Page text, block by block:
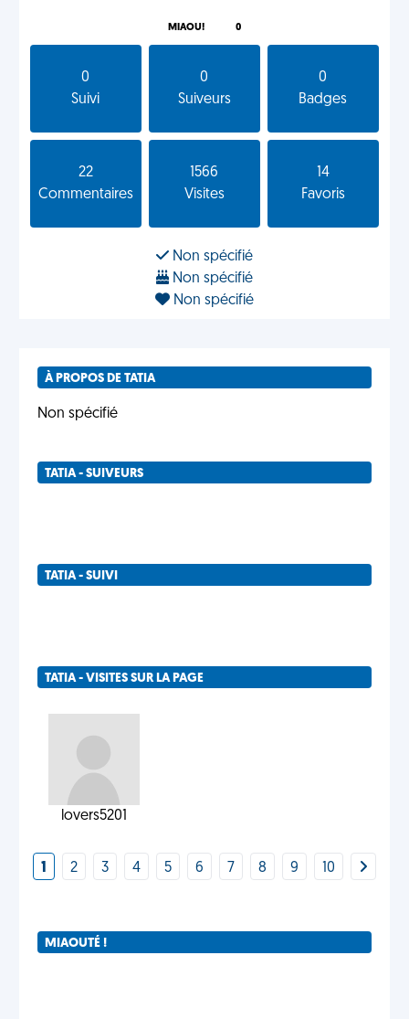
MIAOU! 0
0
Suivi
0
Suiveurs
0
Badges
22
Commentaires
1566
Visites
14
Favoris
Non spécifié
Non spécifié
Non spécifié
À PROPOS DE TATIA
Non spécifié
TATIA - SUIVEURS
TATIA - SUIVI
TATIA - VISITES SUR LA PAGE
lovers5201
1 2 3 4 5 6 7 8 9 10
MIAOUTÉ !